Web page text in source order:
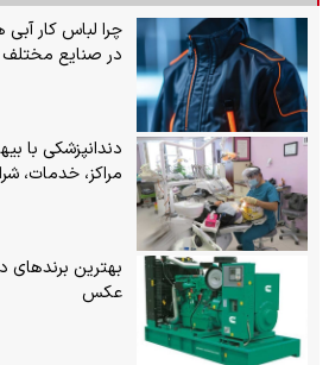
چرا لباس کار
در صنایع
دندانپزشکی با
مراکز، خدمات،
بهترین برندهای
عکس